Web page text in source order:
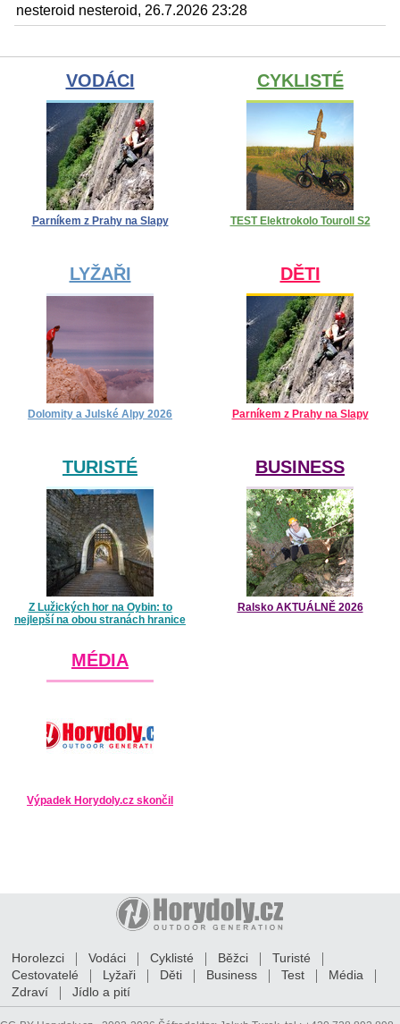
nesteroid nesteroid, 26.7.2026 23:28
VODÁCI
Parníkem z Prahy na Slapy
CYKLISTÉ
TEST Elektrokolo Touroll S2
LYŽAŘI
Dolomity a Julské Alpy 2026
DĚTI
Parníkem z Prahy na Slapy
TURISTÉ
Z Lužických hor na Oybin: to
nejlepší na obou stranách hranice
BUSINESS
Ralsko AKTUÁLNĚ 2026
MÉDIA
Výpadek Horydoly.cz skončil
Horolezci Vodáci Cyklisté Běžci
Turisté
Cestovatelé
Lyžaři Děti Business Test
Média
Zdraví
Jídlo a pití